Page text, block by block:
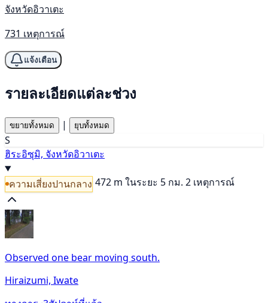
จังหวัดอิวาเตะ
731 เหตุการณ์
แจ้งเตือน
รายละเอียดแต่ละช่วง
ขยายทั้งหมด | ยุบทั้งหมด
S
ฮิระอิซุมิ, จังหวัดอิวาเตะ
ความเสี่ยงปานกลาง 472 m ในระยะ 5 กม. 2 เหตุการณ์
Observed one bear moving south.
Hiraizumi, Iwate